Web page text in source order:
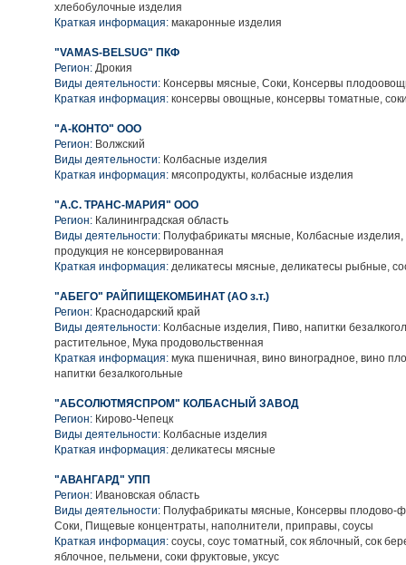
хлебобулочные изделия
Краткая информация: макаронные изделия
"VAMAS-BELSUG" ПКФ
Регион: Дрокия
Виды деятельности: Консервы мясные, Соки, Консервы
Краткая информация: консервы овощные, консервы томатные,
"А-КОНТО" ООО
Регион: Волжский
Виды деятельности: Колбасные изделия
Краткая информация: мясопродукты, колбасные изделия
"А.С. ТРАНС-МАРИЯ" ООО
Регион: Калининградская область
Виды деятельности: Полуфабрикаты мясные, Колбасные
продукция не консервированная
Краткая информация: деликатесы мясные, деликатесы рыбные,
"АБЕГО" РАЙПИЩЕКОМБИНАТ (АО з.т.)
Регион: Краснодарский край
Виды деятельности: Колбасные изделия, Пиво, напитки
растительное, Мука продовольственная
Краткая информация: мука пшеничная, вино виноградное, вино
напитки безалкогольные
"АБСОЛЮТМЯСПРОМ" КОЛБАСНЫЙ ЗАВОД
Регион: Кирово-Чепецк
Виды деятельности: Колбасные изделия
Краткая информация: деликатесы мясные
"АВАНГАРД" УПП
Регион: Ивановская область
Виды деятельности: Полуфабрикаты мясные, Консервы плодово-
Соки, Пищевые концентраты, наполнители, приправы, соусы
Краткая информация: соусы, соус томатный, сок яблочный, сок
яблочное, пельмени, соки фруктовые, уксус